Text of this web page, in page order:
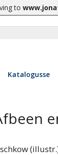
to
Katalogusse